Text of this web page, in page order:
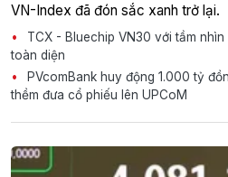
VN-Index đã đón sắc xanh trở lại.
TCX - Bluechip VN30 với tầm
toàn diện
PVcomBank huy động 1.000 tỷ
thềm đưa cổ phiếu lên UPCoM